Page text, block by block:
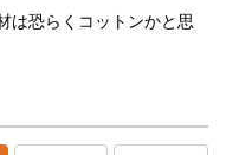
は恐らくコットンかと思